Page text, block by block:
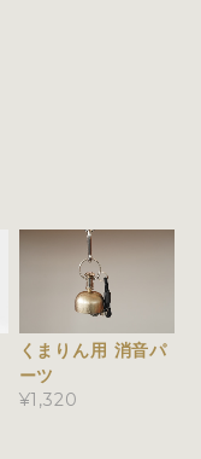
くまりん用 消音パ
ーツ
¥1,320